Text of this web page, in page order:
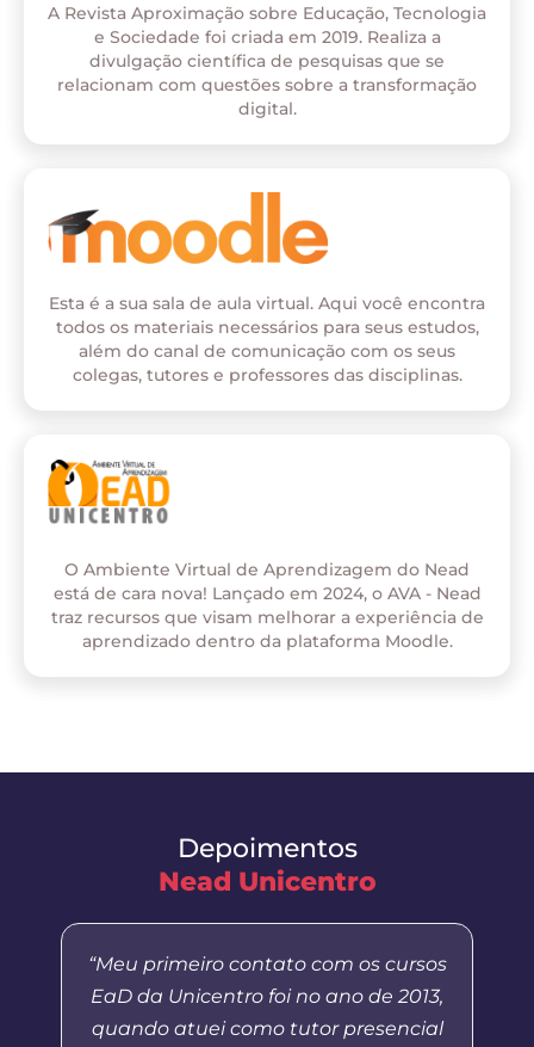
A Revista Aproximação sobre Educação, Tecnologia
e Sociedade foi criada em 2019. Realiza a
divulgação científica de pesquisas que se
relacionam com questões sobre a transformação
digital.
Esta é a sua sala de aula virtual. Aqui você encontra
todos os materiais necessários para seus estudos,
além do canal de comunicação com os seus
colegas, tutores e professores das disciplinas.
O Ambiente Virtual de Aprendizagem do Nead
está de cara nova! Lançado em 2024, o AVA - Nead
traz recursos que visam melhorar a experiência de
aprendizado dentro da plataforma Moodle.
Depoimentos
Nead Unicentro
“Meu primeiro contato com os cursos
EaD da Unicentro foi no ano de 2013,
quando atuei como tutor presencial